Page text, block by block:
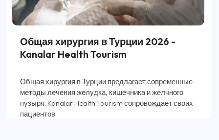
Общая хирургия в Турции 2026 -
Kanalar Health Tourism
Общая хирургия в Турции предлагает современные
методы лечения желудка, кишечника и желчного
пузыря. Kanalar Health Tourism сопровождает своих